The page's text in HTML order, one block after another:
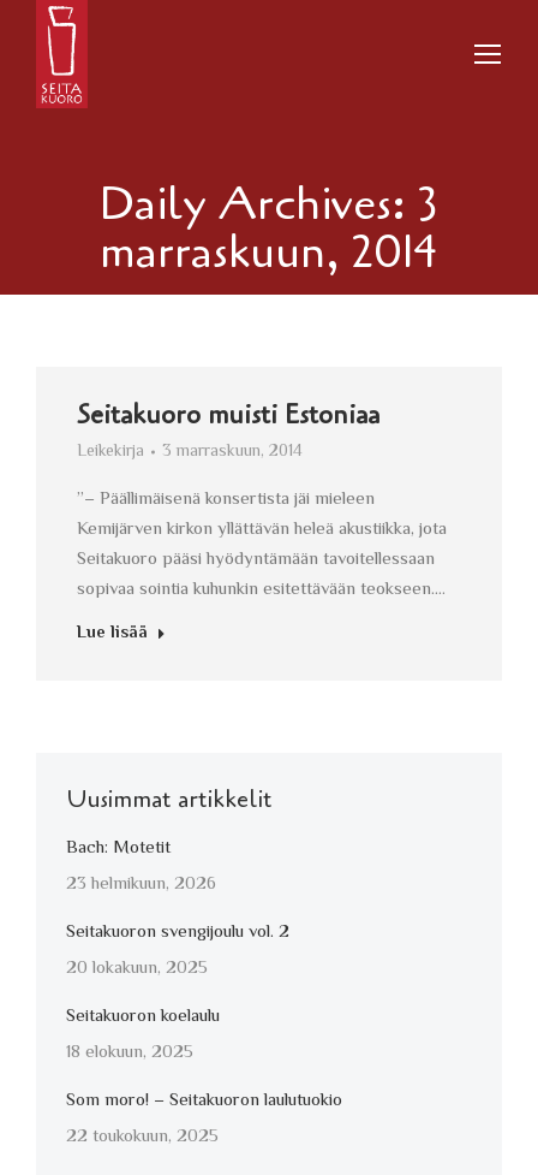
Daily Archives: 3
marraskuun, 2014
Seitakuoro muisti Estoniaa
Leikekirja 3 marraskuun, 2014
”– Päällimäisenä konsertista jäi mieleen
Kemijärven kirkon yllättävän heleä akustiikka, jota
Seitakuoro pääsi hyödyntämään tavoitellessaan
sopivaa sointia kuhunkin esitettävään teokseen.…
Lue lisää
Uusimmat artikkelit
Bach: Motetit
23 helmikuun, 2026
Seitakuoron svengijoulu vol. 2
20 lokakuun, 2025
Seitakuoron koelaulu
18 elokuun, 2025
Som moro! – Seitakuoron laulutuokio
22 toukokuun, 2025